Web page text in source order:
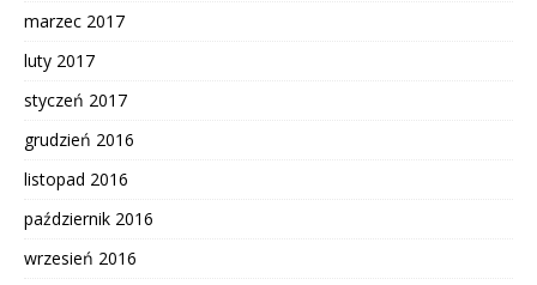
marzec 2017
luty 2017
styczeń 2017
grudzień 2016
listopad 2016
październik 2016
wrzesień 2016